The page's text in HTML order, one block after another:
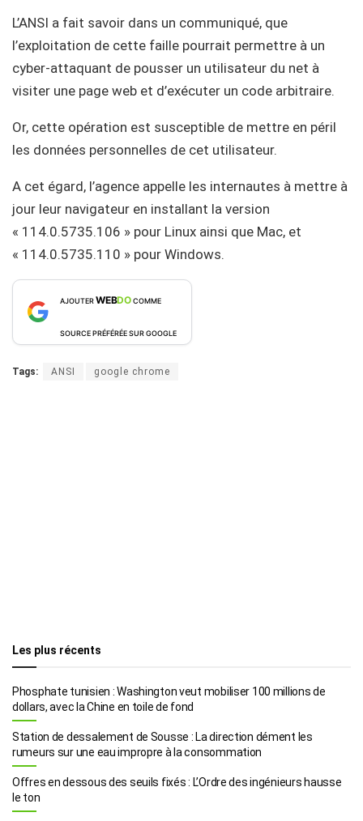
L’ANSI a fait savoir dans un communiqué, que
l’exploitation de cette faille pourrait permettre à un
cyber-attaquant de pousser un utilisateur du net à
visiter une page web et d’exécuter un code arbitraire.
Or, cette opération est susceptible de mettre en péril
les données personnelles de cet utilisateur.
A cet égard, l’agence appelle les internautes à mettre à
jour leur navigateur en installant la version
« 114.0.5735.106 » pour Linux ainsi que Mac, et
« 114.0.5735.110 » pour Windows.
AJOUTERWEBDOCOMME
SOURCE PRÉFÉRÉE SUR GOOGLE
Tags: ANSI google chrome
Les plus récents
Phosphate tunisien : Washington veut mobiliser 100 millions de
dollars, avec la Chine en toile de fond
Station de dessalement de Sousse : La direction dément les
rumeurs sur une eau impropre à la consommation
Offres en dessous des seuils fixés : L’Ordre des ingénieurs hausse
le ton